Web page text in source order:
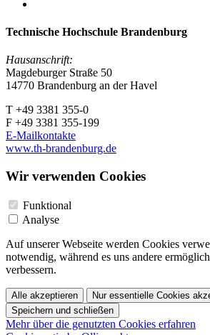
Technische Hochschule Brandenburg
Hausanschrift:
Magdeburger Straße 50
14770 Brandenburg an der Havel
T +49 3381 355-0
F +49 3381 355-199
E-Mailkontakte
www.th-brandenburg.de
Wir verwenden Cookies
Funktional
Analyse
Auf unserer Webseite werden Cookies
notwendig, während es uns andere
verbessern.
Alle akzeptieren
Nur essentielle Cookies
Speichern und schließen
Mehr über die genutzten Cookies erfahren